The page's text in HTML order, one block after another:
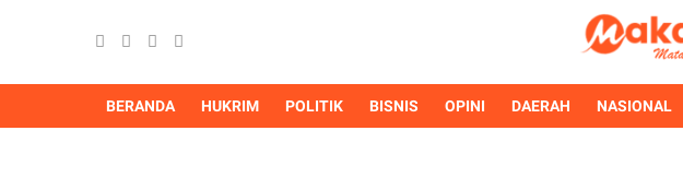
BERANDA HUKRIM POLITIK BISNIS OPINI DAERAH NASIONAL